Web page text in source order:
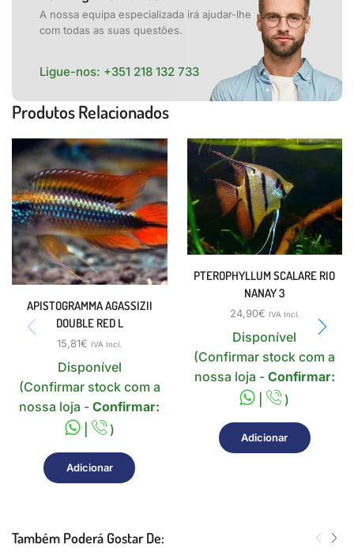
A nossa equipa especializada irá ajudar-lhe
com todas as suas questões.
Ligue-nos: +351 218 132 733
Produtos Relacionados
APISTOGRAMMA AGASSIZII
DOUBLE RED L
15,81€ IVA Incl.
Disponível
(Confirmar stock com a
nossa loja -Confirmar:
|
)
Adicionar
PTEROPHYLLUM SCALARE RIO
NANAY 3
24,90€ IVA Incl.
Disponível
(Confirmar stock com a
nossa loja - Confirmar:
|
)
Adicionar
Também Poderá Gostar De: